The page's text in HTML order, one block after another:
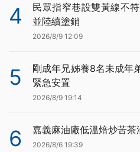
4
民眾指窄巷設雙黃線不
並陸續塗銷
2026/8/9 12:09
5
剛成年兄姊養8名未成年
緊急安置
2026/8/9 19:14
6 嘉義麻油廠低溫焙炒苦
2026/8/6 19:39